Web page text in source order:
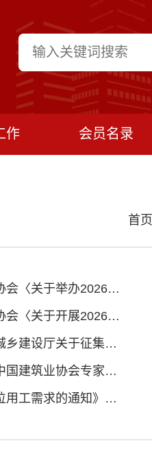
作 会员名录
首页
鄂尔多斯建筑业协会关于转发《关于转发中国建筑业协会〈关于举办2026年度建筑业企业精益建造施工技术工法大赛的通知〉的通知》的函
鄂尔多斯建筑业协会关于转发《关于转发中国建筑业协会〈关于开展2026年度工程建设质量信得过班组建设成果交流活动的通知〉的通知》的函
鄂尔多斯建筑业协会关于转发《内蒙古自治区住房和城乡建设厅关于征集内蒙古自治区建设工程质量专家的通知》的函
鄂尔多斯建筑业协会关于转发《关于转发〈关于推荐中国建筑业协会专家的通知〉的通知》的函
鄂尔多斯建筑业协会关于转发《关于征集会员单位岗位用工需求的通知》的函